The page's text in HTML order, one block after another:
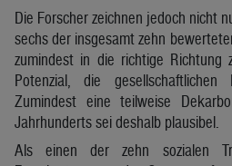
Die Forscher zeichnen jedoch nicht
sechs der insgesamt zehn
zumindest in die richtige Richtung
Potenzial, die gesellschaftlichen
Zumindest eine teilweise
Jahrhunderts sei deshalb plausibel.
Als einen der zehn sozialen